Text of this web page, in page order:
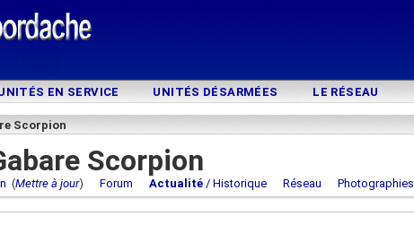
EN SERVICE UNITÉS DÉSARMÉES LE RÉSEAU
Scorpion
Scorpion
(Mettre à jour) Forum Actualité / Historique Réseau Photographies